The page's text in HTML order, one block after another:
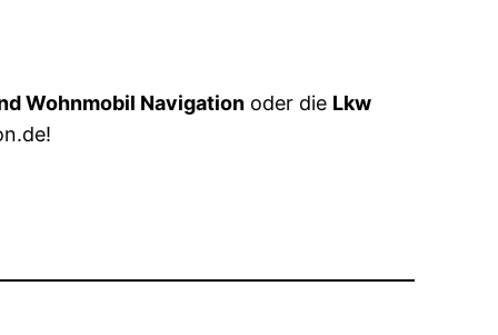
Wohnmobil Navigation oder die Lkw